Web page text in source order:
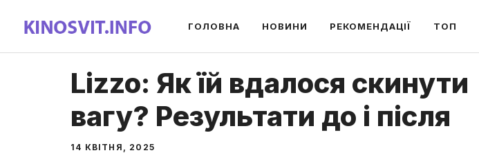
вмісту
ГОЛОВНА НОВИНИ РЕКОМЕНДАЦІЇ ТОП
Lizzo: Як їй вдалося скинути
вагу? Результати до і після
14 КВІТНЯ, 2025